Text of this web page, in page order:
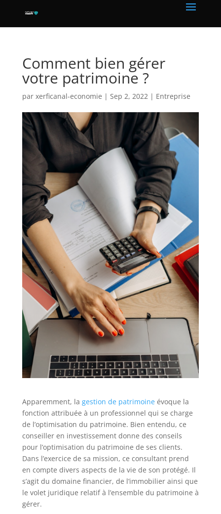
Comment bien gérer
votre patrimoine ?
par xerficanal-economie | Sep 2, 2022| Entreprise
Apparemment, la gestion de patrimoineévoque la
fonction attribuée à un professionnel qui se charge
de l’optimisation du patrimoine. Bien entendu, ce
conseiller en investissement donne des conseils
pour l’optimisation du patrimoine de ses clients.
Dans l’exercice de sa mission, ce consultant prend
en compte divers aspects de la vie de son protégé. Il
s’agit du domaine financier, de l’immobilier ainsi que
le volet juridique relatif à l’ensemble du patrimoine à
gérer.